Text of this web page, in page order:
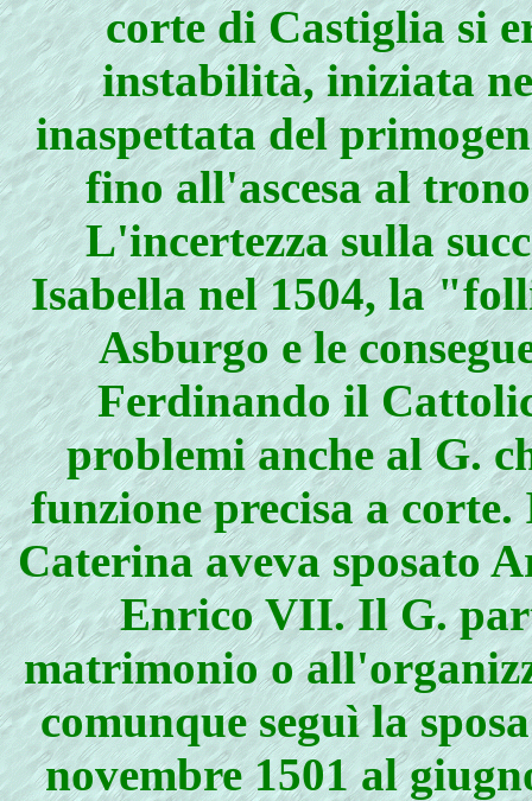
corte di Castiglia si
instabilità, iniziata
inaspettata del
fino all'ascesa al
L'incertezza sulla
Isabella nel 1504, la
Asburgo e le
Ferdinando il
problemi anche al G.
funzione precisa a
Caterina aveva sposato
Enrico VII. Il G.
matrimonio o
comunque seguì la
novembre 1501 al